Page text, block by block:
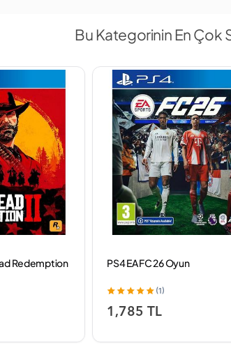
Bu Kategorinin En Çok
Redemption
PS4 EA FC 26 Oyun
(1)
1,785 TL